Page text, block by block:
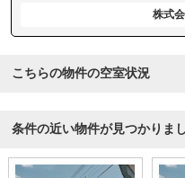
株式
こちらの物件の空室状況
条件の近い物件が見つかりま